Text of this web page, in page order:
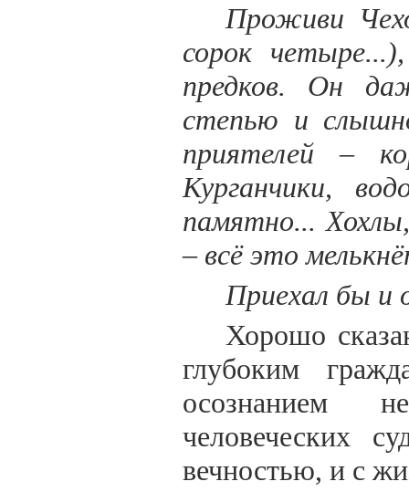
Проживи
сорок
предков. Он
степью и
приятелей –
Курганчики,
памятно...
– всё это
Приехал бы и
Хорошо
глубоким
осознанием
человеческих
вечностью, и с